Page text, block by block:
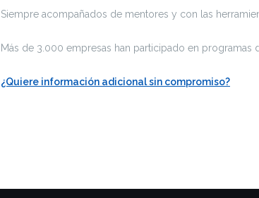
Siempre acompañados de mentores y con las
Más de 3.000 empresas han participado en programas
¿Quiere información adicional sin compromiso?